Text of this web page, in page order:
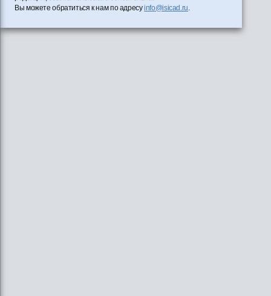
Вы можете обратиться к нам по адресуinfo@isicad.ru.